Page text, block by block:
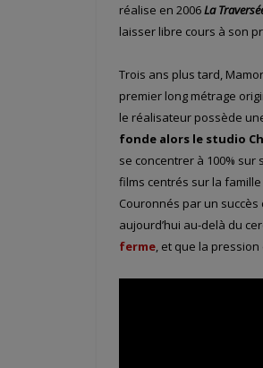
réalise en 2006La
laisser libre cours à son
Trois ans plus tard,
premier long métrage
le réalisateur possède
fonde alors le studio
se concentrer à 100%
films centrés sur la famille
Couronnés par un
aujourd’hui au-delà du
ferme, et que la